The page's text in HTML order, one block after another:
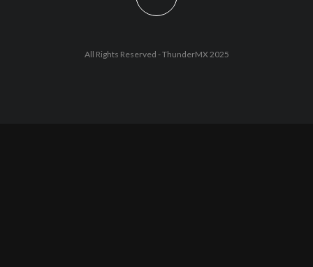
All Rights Reserved - ThunderMX 2025